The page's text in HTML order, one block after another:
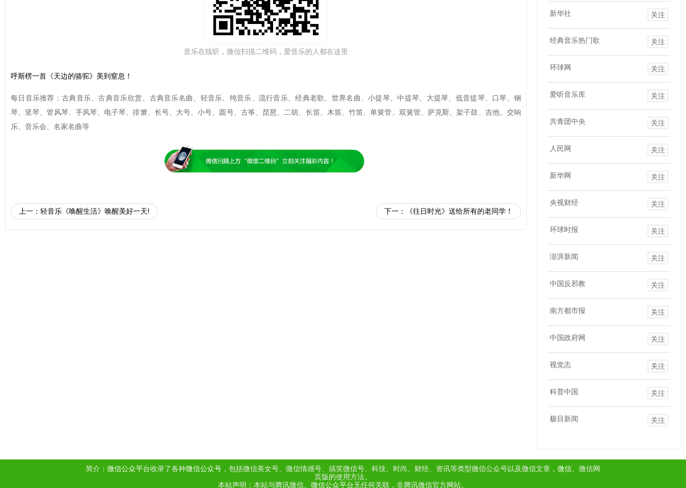
新华社 关注
经典音乐热门歌 关注
环球网 关注
爱听音乐库 关注
共青团中央 关注
人民网 关注
新华网 关注
央视财经 关注
环球时报 关注
澎湃新闻 关注
中国反邪教 关注
南方都市报 关注
中国政府网 关注
视觉志 关注
科普中国 关注
极目新闻 关注
音乐在线听，微信扫描二维码，爱音乐的人都在这里
呼斯楞一首《天边的骆驼》美到窒息！
每日音乐推荐：古典音乐、古典音乐欣赏、古典音乐名曲、轻音乐、纯音乐、流行音乐、经典老歌、世界名曲、小提琴、中提琴、大提琴、低音提琴、口琴、钢
琴、竖琴、管风琴、手风琴、电子琴、排箫、长号、大号、小号、圆号、古筝、琵琶、二胡、长笛、木笛、竹笛、单簧管、双簧管、萨克斯、架子鼓、吉他、交响
乐、音乐会、名家名曲等
上一： 轻音乐《唤醒生活》唤醒美好一天! 下一： 《往日时光》送给所有的老同学！
简介： 微信公众平台收录了各种微信公众号 ，包括微信美女号、微信情感号、搞笑微信号、科技、时尚、财经、资讯等类型微信公众号以及微信文章， 微信 、微信网
页版的使用方法。
本站声明：本站与腾讯微信、 微信公众平台无任何关联，非腾讯微信官方网站。